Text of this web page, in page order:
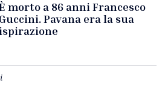
morto a 86 anni Francesco
Guccini. Pavana era la sua
ispirazione